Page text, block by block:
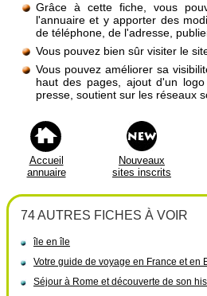
Grâce à cette fiche, vous
l'annuaire et y apporter des
de téléphone, de l'adresse,
Vous pouvez bien sûr visiter le
Vous pouvez améliorer sa
haut des pages, ajout d'un
presse, soutient sur les réseaux
Accueil
annuaire
Nouveaux
sites inscrits
74 AUTRES FICHES À VOIR
île en île
Votre guide de voyage en France et en
Séjour à Rome et découverte de son